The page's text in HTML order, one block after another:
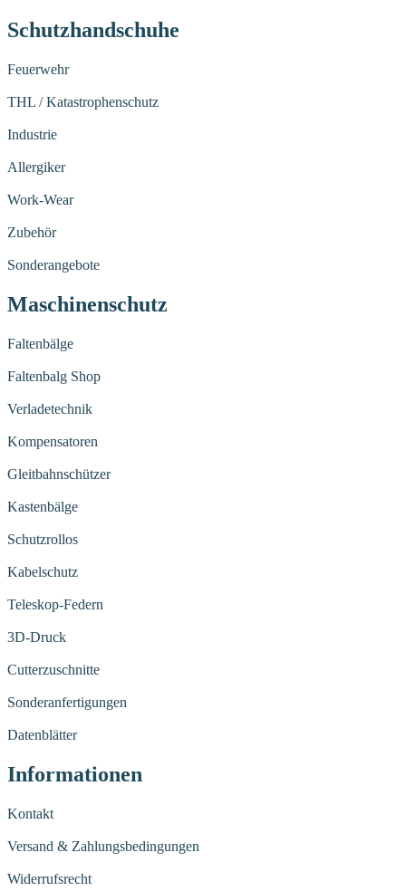
Schutzhandschuhe
Feuerwehr
THL / Katastrophenschutz
Industrie
Allergiker
Work-Wear
Zubehör
Sonderangebote
Maschinenschutz
Faltenbälge
Faltenbalg Shop
Verladetechnik
Kompensatoren
Gleitbahnschützer
Kastenbälge
Schutzrollos
Kabelschutz
Teleskop-Federn
3D-Druck
Cutterzuschnitte
Sonderanfertigungen
Datenblätter
Informationen
Kontakt
Versand & Zahlungsbedingungen
Widerrufsrecht